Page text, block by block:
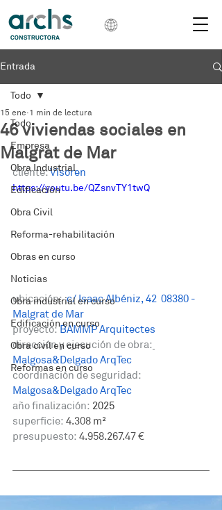
Entrada
Todo
Empresa
Obra Industrial
Edificación
Obra Civil
Reforma-rehabilitación
Obras en curso
Noticias
Obra industrial en curso
Edificación en curso
Obra civil en curso
Reformas en curso
Todo
46 viviendas sociales en
Malgrat de Mar
15 ene 1 min de lectura
cliente:Visoren
https://youtu.be/QZsnvTY1twQ
ubicación: c/ Isaac Albéniz, 42  08380 -
Malgrat de Mar
proyecto: BAMMP Arquitectes
dirección y ejecución de obra:
Malgosa&Delgado ArqTec
coordinación de seguridad:
Malgosa&Delgado ArqTec
año finalización: 2025
superficie: 4.308 m²
presupuesto: 4.958.267.47 €